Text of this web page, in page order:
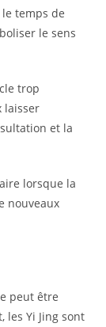
temps de
le sens
trop
laisser
et la
lorsque la
nouveaux
peut être
les Yi Jing sont